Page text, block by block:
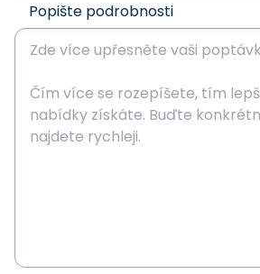
Popište podrobnosti